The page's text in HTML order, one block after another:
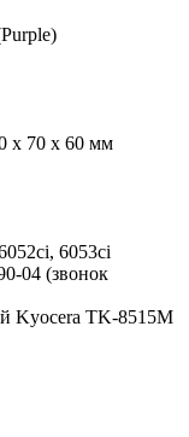
х 70 х 60 мм
6053ci
04 (звонок
Kyocera TK-8515M